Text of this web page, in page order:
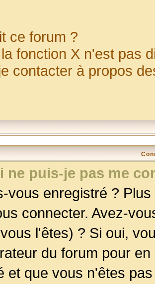
ce forum ?
fonction X n'est pas
contacter à propos
ne puis-je pas me
vous enregistré ?
connecter. Avez-
l'êtes) ? Si oui,
du forum pour
et que vous n'êtes